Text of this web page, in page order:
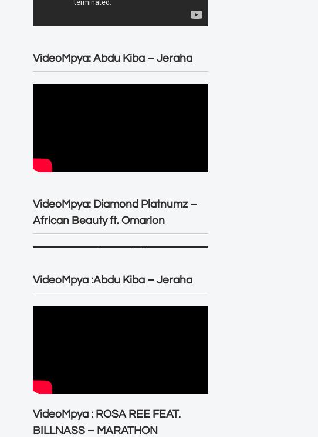
VideoMpya: Abdu Kiba – Jeraha
VideoMpya: Diamond Platnumz –
African Beauty ft. Omarion
VideoMpya :Abdu Kiba – Jeraha
VideoMpya : ROSA REE FEAT.
BILLNASS – MARATHON